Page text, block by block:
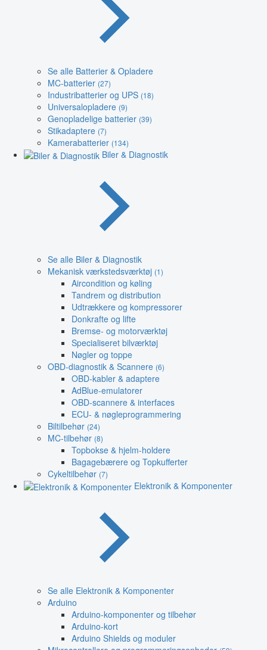
Se alle Batterier & Opladere
MC-batterier (27)
Industribatterier og UPS (18)
Universalopladere (9)
Genopladelige batterier (39)
Stikadaptere (7)
Kamerabatterier (134)
Biler & Diagnostik
Se alle Biler & Diagnostik
Mekanisk værkstedsværktøj (1)
Aircondition og køling
Tandrem og distribution
Udtrækkere og kompressorer
Donkrafte og lifte
Bremse- og motorværktøj
Specialiseret bilværktøj
Nøgler og toppe
OBD-diagnostik & Scannere (6)
OBD-kabler & adaptere
AdBlue-emulatorer
OBD-scannere & interfaces
ECU- & nøgleprogrammering
Biltilbehør (24)
MC-tilbehør (8)
Topbokse & hjelm-holdere
Bagagebærere og Topkufferter
Cykeltilbehør (7)
Elektronik & Komponenter
Se alle Elektronik & Komponenter
Arduino
Arduino-komponenter og tilbehør
Arduino-kort
Arduino Shields og moduler